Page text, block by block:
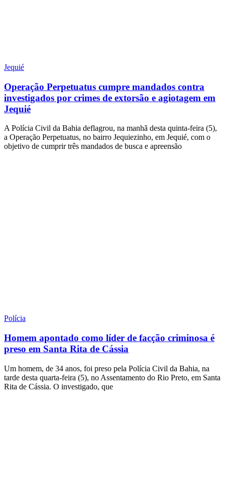
Jequié
Operação Perpetuatus cumpre mandados contra
investigados por crimes de extorsão e agiotagem em
Jequié
A Polícia Civil da Bahia deflagrou, na manhã desta quinta-feira (5),
a Operação Perpetuatus, no bairro Jequiezinho, em Jequié, com o
objetivo de cumprir três mandados de busca e apreensão
Polícia
Homem apontado como líder de facção criminosa é
preso em Santa Rita de Cássia
Um homem, de 34 anos, foi preso pela Polícia Civil da Bahia, na
tarde desta quarta-feira (5), no Assentamento do Rio Preto, em Santa
Rita de Cássia. O investigado, que